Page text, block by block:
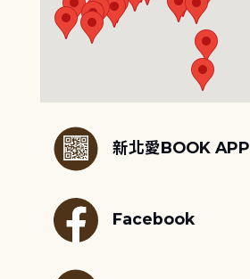
新北愛BOOK APP
Facebook